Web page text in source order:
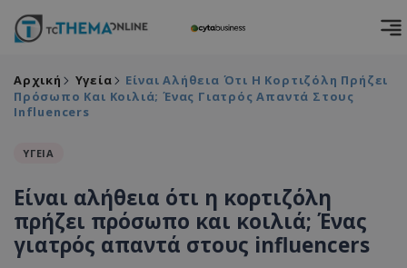
Αρχική Υγεία
Είναι Αλήθεια Ότι Η Κορτιζόλη Πρήζει
Πρόσωπο Και Κοιλιά; Ένας Γιατρός Απαντά Στους
Influencers
ΥΓΕΙΑ
Είναι αλήθεια ότι η κορτιζόλη
πρήζει πρόσωπο και κοιλιά; Ένας
γιατρός απαντά στους influencers